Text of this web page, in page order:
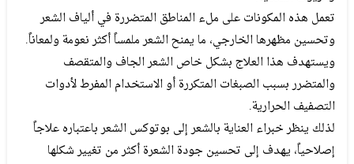
تعمل هذه المكونات على ملء المناطق المتضررة في ألياف الشعر
وتحسين مظهرها الخارجي، ما يمنح الشعر ملمساً أكثر نعومة ولمعاناً.
ويستهدف هذا العلاج بشكل خاص الشعر الجاف والمتقصف
والمتضرر بسبب الصبغات المتكررة أو الاستخدام المفرط لأدوات
التصفيف الحرارية.
لذلك ينظر خبراء العناية بالشعر إلى بوتوكس الشعر باعتباره علاجاً
إصلاحياً، يهدف إلى تحسين جودة الشعرة أكثر من تغيير شكلها